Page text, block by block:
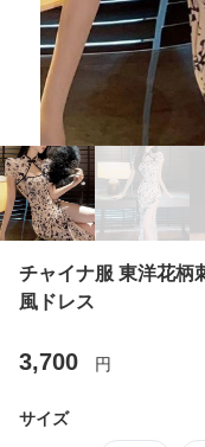
チャイナ服 東洋花柄
風ドレス
3,700 円
サイズ